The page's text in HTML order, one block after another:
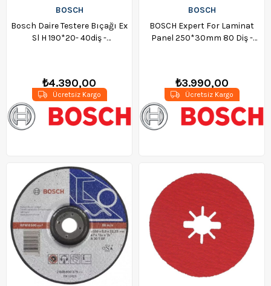
BOSCH
Bosch Daire Testere Bıçağı Ex
Sl H 190*20- 40diş -
₺4.390,00
Ücretsiz Kargo
BOSCH
BOSCH Expert For Laminat
Panel 250*30mm 80 Diş -
₺3.990,00
Ücretsiz Kargo